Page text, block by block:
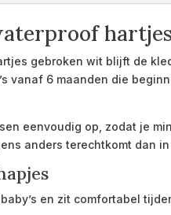
gebroken wit blijft de
vanaf 6 maanden die
eenvoudig op, zodat je
anders terechtkomt dan
en zit comfortabel